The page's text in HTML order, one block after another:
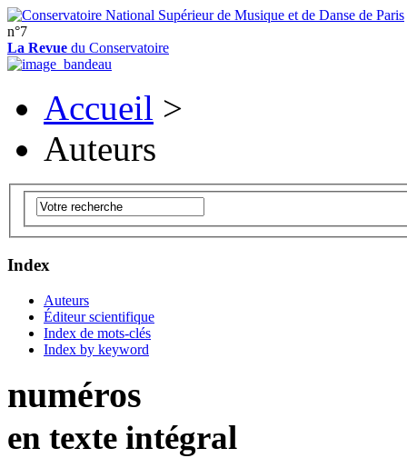
n°7
La Revue du Conservatoire
Accueil >
Auteurs
Index
Auteurs
Éditeur scientifique
Index de mots-clés
Index by keyword
numéros
en texte intégral